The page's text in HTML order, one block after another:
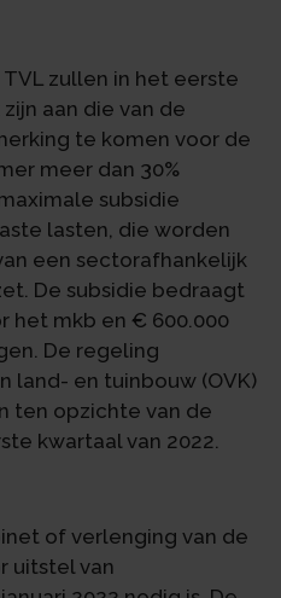
zullen in het eerste
aan die van de
te komen voor de
meer dan 30%
subsidie
lasten, die worden
een sectorafhankelijk
De subsidie bedraagt
het mkb en € 600.000
De regeling
land- en tuinbouw (OVK)
ten opzichte van de
kwartaal van 2022.
of verlenging van de
uitstel van